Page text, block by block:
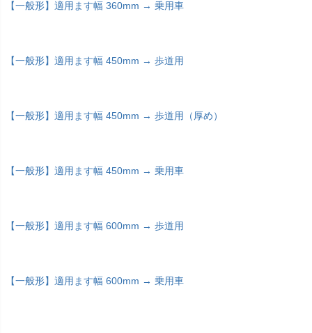
【一般形】適用ます幅 360mm → 乗用車
【一般形】適用ます幅 450mm → 歩道用
【一般形】適用ます幅 450mm → 歩道用（厚め）
【一般形】適用ます幅 450mm → 乗用車
【一般形】適用ます幅 600mm → 歩道用
【一般形】適用ます幅 600mm → 乗用車